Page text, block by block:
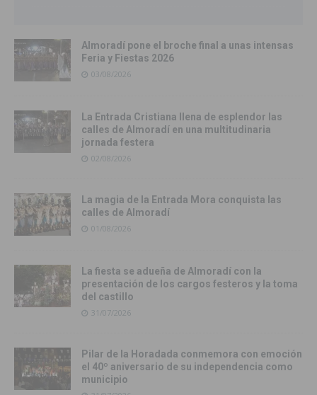
Almoradí pone el broche final a unas intensas
Feria y Fiestas 2026
03/08/2026
La Entrada Cristiana llena de esplendor las
calles de Almoradí en una multitudinaria
jornada festera
02/08/2026
La magia de la Entrada Mora conquista las
calles de Almoradí
01/08/2026
La fiesta se adueña de Almoradí con la
presentación de los cargos festeros y la toma
del castillo
31/07/2026
Pilar de la Horadada conmemora con emoción
el 40º aniversario de su independencia como
municipio